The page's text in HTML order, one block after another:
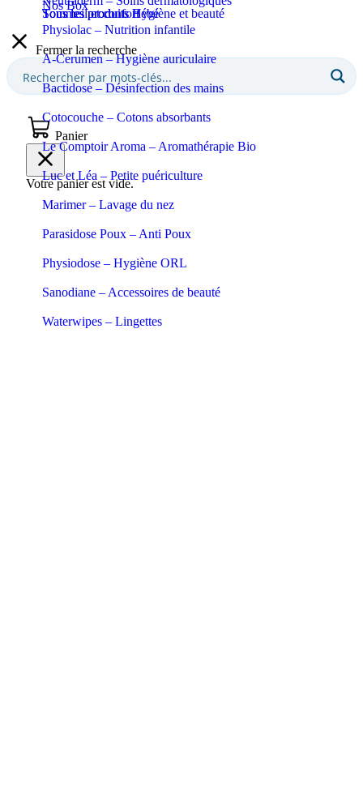
Sommeil et confort
Tous les produits Bébé
Tous les produits Hygiène et beauté
Physiolac – Nutrition infantile
A-Cerumen – Hygiène auriculaire
Bactidose – Désinfection des mains
Cotocouche – Cotons absorbants
Le Comptoir Aroma – Aromathérapie Bio
Luc et Léa – Petite puériculture
Marimer – Lavage du nez
Parasidose Poux – Anti Poux
Physiodose – Hygiène ORL
Sanodiane – Accessoires de beauté
Waterwipes – Lingettes
Nos Box
Fermer la recherche
Panier
Votre panier est vide.